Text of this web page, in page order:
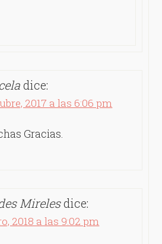
dice:
2017 a las 6:06 pm
Gracias.
Mirelesdice:
2018 a las 9:02 pm